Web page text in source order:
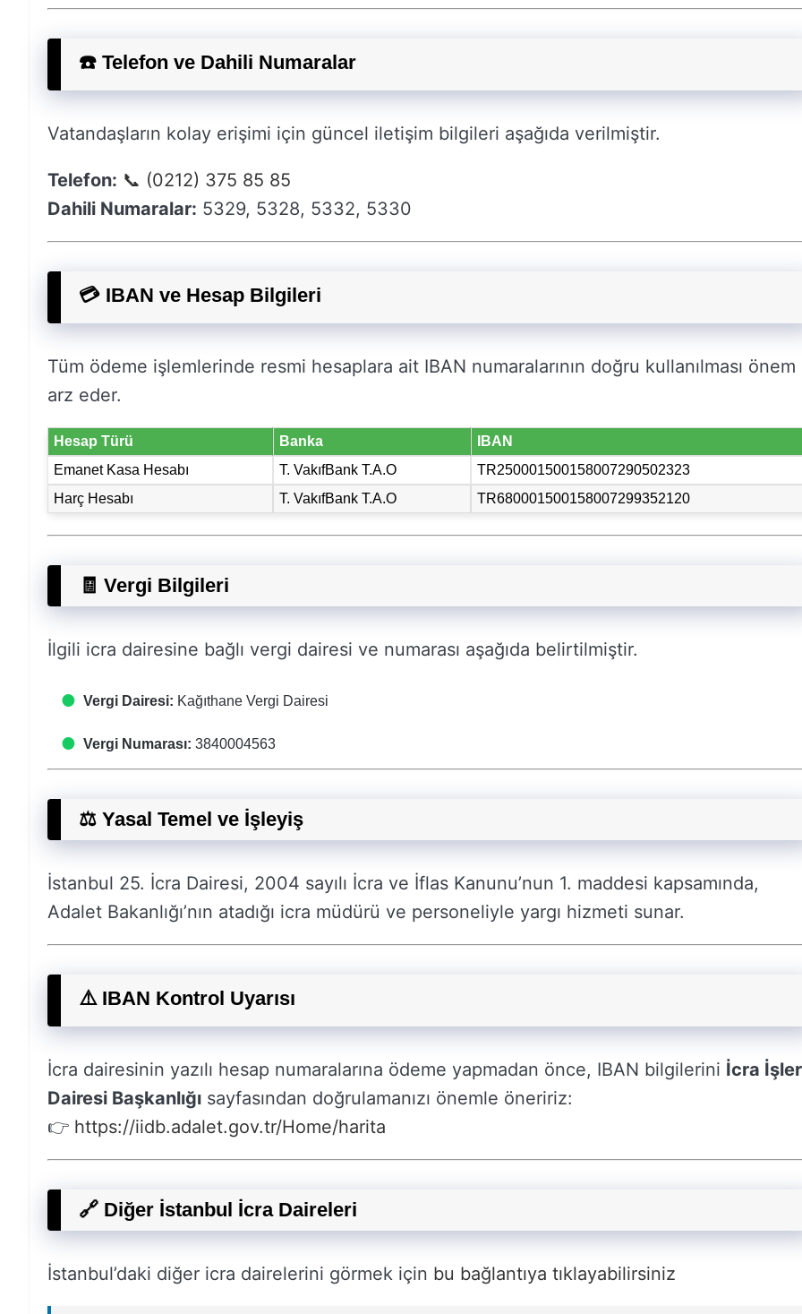
☎️ Telefon ve Dahili Numaralar
Vatandaşların kolay erişimi için güncel iletişim bilgileri aşağıda verilmiştir.
Telefon: 📞 (0212) 375 85 85
Dahili Numaralar: 5329, 5328, 5332, 5330
💳 IBAN ve Hesap Bilgileri
Tüm ödeme işlemlerinde resmi hesaplara ait IBAN numaralarının doğru kullanılması önem
arz eder.
Hesap Türü Banka
IBAN
Emanet Kasa Hesabı
T. VakıfBank T.A.O
TR250001500158007290502323
Harç Hesabı
T. VakıfBank T.A.O TR680001500158007299352120
🧾 Vergi Bilgileri
İlgili icra dairesine bağlı vergi dairesi ve numarası aşağıda belirtilmiştir.
Vergi Dairesi: Kağıthane Vergi Dairesi
Vergi Numarası: 3840004563
⚖️ Yasal Temel ve İşleyiş
İstanbul 25. İcra Dairesi, 2004 sayılı İcra ve İflas Kanunu’nun 1. maddesi kapsamında,
Adalet Bakanlığı’nın atadığı icra müdürü ve personeliyle yargı hizmeti sunar.
⚠️ IBAN Kontrol Uyarısı
İcra dairesinin yazılı hesap numaralarına ödeme yapmadan önce, IBAN bilgilerini İcra
Dairesi Başkanlığı sayfasından doğrulamanızı önemle öneririz:
👉 https://iidb.adalet.gov.tr/Home/harita
🔗 Diğer İstanbul İcra Daireleri
İstanbul’daki diğer icra dairelerini görmek için bu bağlantıya tıklayabilirsiniz